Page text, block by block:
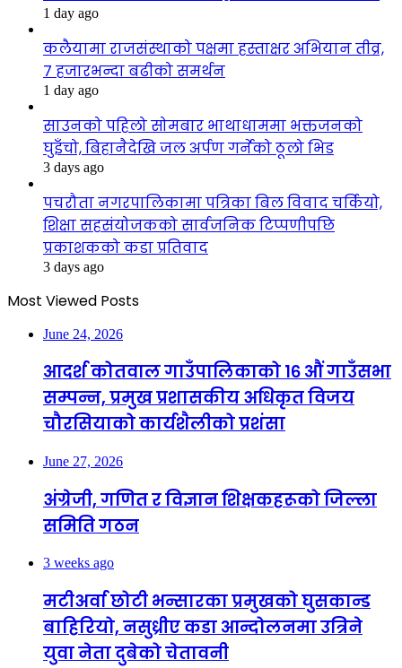
1 day ago
कलैयामा राजसंस्थाको पक्षमा हस्ताक्षर अभियान तीव्र,
७ हजारभन्दा बढीको समर्थन
1 day ago
साउनको पहिलो सोमबार भाथाधाममा भक्तजनको
घुइँचो, बिहानैदेखि जल अर्पण गर्नेको ठूलो भिड
3 days ago
पचरौता नगरपालिकामा पत्रिका बिल विवाद चर्कियो,
शिक्षा सहसंयोजकको सार्वजनिक टिप्पणीपछि
प्रकाशकको कडा प्रतिवाद
3 days ago
Most Viewed Posts
June 24, 2026
आदर्श कोतवाल गाउँपालिकाको १६ औं गाउँसभा
सम्पन्न, प्रमुख प्रशासकीय अधिकृत विजय
चौरसियाको कार्यशैलीको प्रशंसा
June 27, 2026
अंग्रेजी, गणित र विज्ञान शिक्षकहरूको जिल्ला
समिति गठन
3 weeks ago
मटीअर्वा छोटी भन्सारका प्रमुखको घुसकान्ड
बाहिरियो, नसुध्रीए कडा आन्दोलनमा उत्रिने
युवा नेता दुबेको चेतावनी